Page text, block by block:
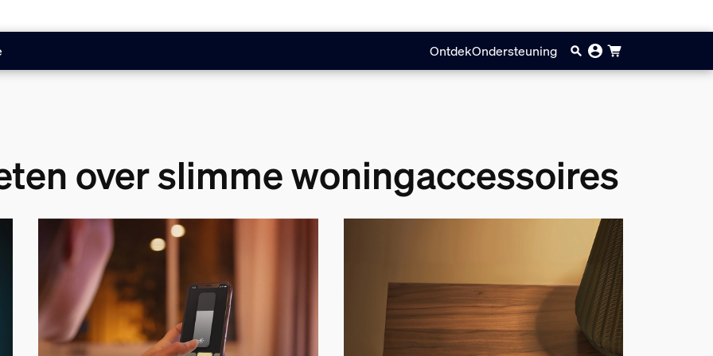
OntdekOndersteuning
over slimme woningaccessoires